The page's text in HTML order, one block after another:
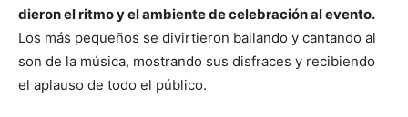
dieron el ritmo y el ambiente de celebración al evento.
Los más pequeños se divirtieron bailando y cantando al
son de la música, mostrando sus disfraces y recibiendo
el aplauso de todo el público.